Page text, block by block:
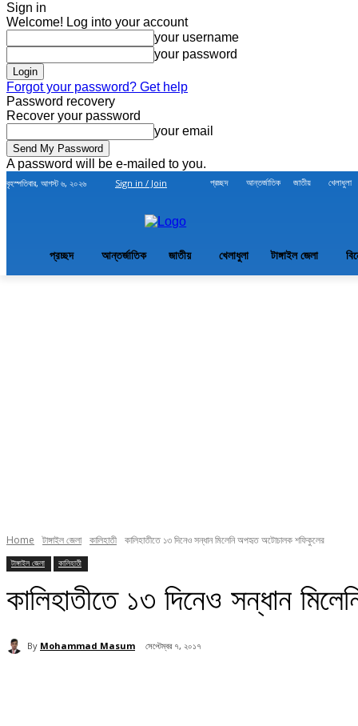
Sign in
Welcome! Log into your account
your username
your password
Forgot your password? Get help
Password recovery
Recover your password
your email
A password will be e-mailed to you.
বৃহস্পতিবার, আগস্ট ৬, ২০২৬ Sign in / Join প্রচ্ছদ আন্তর্জাতিক জাতীয় খেলাধুলা
প্রচ্ছদ আন্তর্জাতিক জাতীয় খেলাধুলা টাঙ্গাইল জেলা
Home টাঙ্গাইল জেলা কালিহাতী কালিহাতীতে ১৩ দিনেও সন্ধান মিলেনি অপহৃত অটোচালক শফিকুলের
টাঙ্গাইল জেলা কালিহাতী
কালিহাতীতে ১৩ দিনেও সন্ধান
By Mohammad Masum সেপ্টেম্বর ৭, ২০১৭